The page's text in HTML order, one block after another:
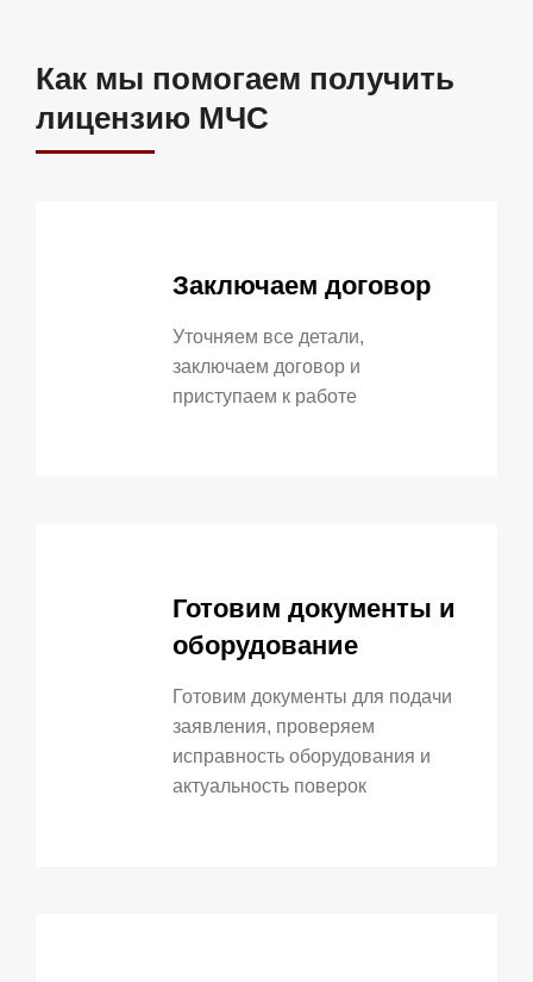
Как мы помогаем получить
лицензию МЧС
Заключаем договор
Уточняем все детали,
заключаем договор и
приступаем к работе
Готовим документы и
оборудование
Готовим документы для подачи
заявления, проверяем
исправность оборудования и
актуальность поверок